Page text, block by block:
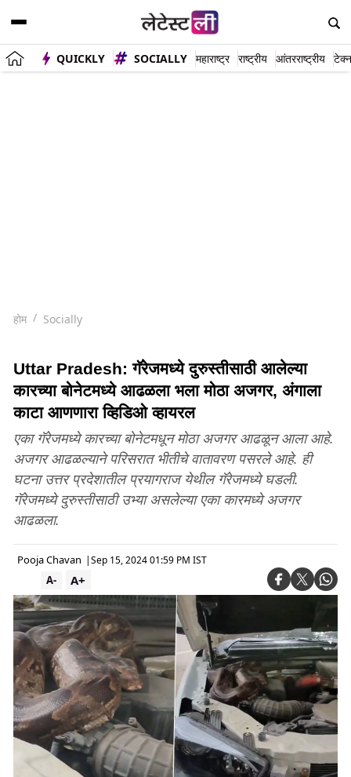
QUICKLY SOCIALLY महाराष्ट्र राष्ट्रीय आंतरराष्ट्रीय
होम Socially
Uttar Pradesh: गॅरेजमध्ये दुरुस्तीसाठी आलेल्या
कारच्या बोनेटमध्ये आढळला भला मोठा अजगर, अंगाला
काटा आणणारा व्हिडिओ व्हायरल
एका गॅरेजमध्ये कारच्या बोनेटमधून मोठा अजगर आढळून आला आहे.
अजगर आढळल्याने परिसरात भीतीचे वातावरण पसरले आहे. ही
घटना उत्तर प्रदेशातील प्रयागराज येथील गॅरेजमध्ये घडली.
गॅरेजमध्ये दुरुस्तीसाठी उभ्या असलेल्या एका कारमध्ये अजगर
आढळला.
Pooja Chavan |Sep 15, 2024 01:59 PM IST
A+
A-